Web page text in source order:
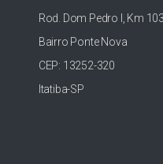
Rod. Dom Pedro I, Km
Bairro Ponte Nova
CEP: 13252-320
Itatiba-SP